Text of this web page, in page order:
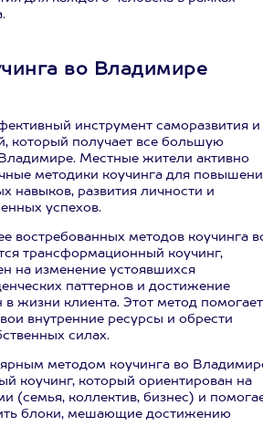
во Владимире
инструмент саморазвития и
который получает все большую
Местные жители активно
методики коучинга для
навыков, развития личности и
успехов.
востребованных методов коучинга
трансформационный коучинг,
на изменение устоявшихся
паттернов и достижение
в жизни клиента. Этот метод помогает
внутренние ресурсы и обрести
силах.
методом коучинга во
коучинг, который ориентирован на
(семья, коллектив, бизнес) и
блоки, мешающие достижению